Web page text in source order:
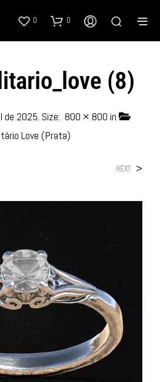
0 0
(8)
de 2025. Size: 800 × 800 in
Love (Prata)
NEXT >